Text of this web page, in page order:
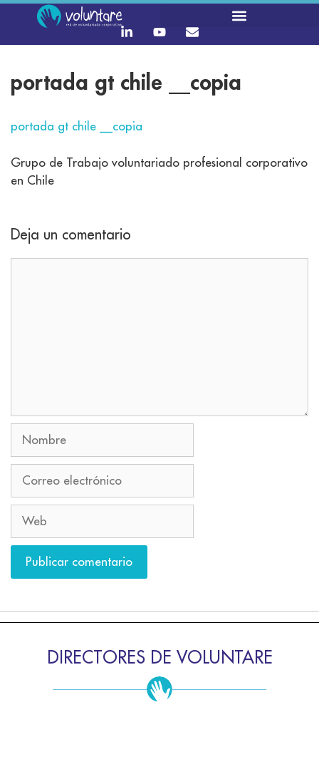
portada gt chile __copia
portada gt chile __copia
Grupo de Trabajo voluntariado profesional corporativo
en Chile
Deja un comentario
DIRECTORES DE VOLUNTARE